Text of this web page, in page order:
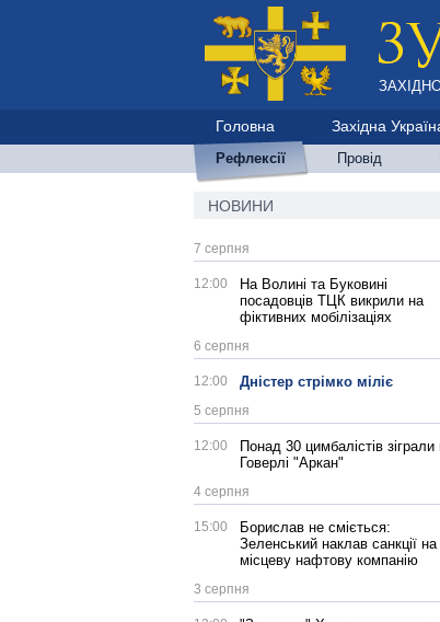
Головна Західна
Рефлексії Провід
НОВИНИ
7 серпня
12:00
На Волині та Буковині
посадовців ТЦК викрили на
фіктивних мобілізаціях
6 серпня
12:00 Дністер стрімко міліє
5 серпня
12:00
Понад 30 цимбалістів зіграли
Говерлі "Аркан"
4 серпня
15:00
Борислав не сміється:
Зеленський наклав санкції на
місцеву нафтову компанію
3 серпня